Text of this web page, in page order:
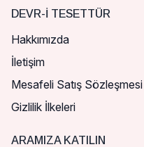
DEVR-I TESETTÜR
Hakkımızda
İletişim
Mesafeli Satış Sözleşmesi
Gizlilik İlkeleri
ARAMIZA KATILIN